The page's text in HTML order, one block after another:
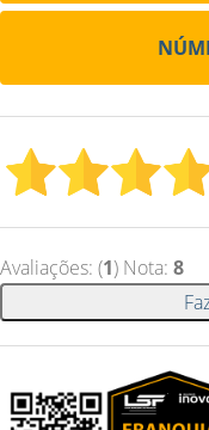
Avaliações: (1) Nota: 8